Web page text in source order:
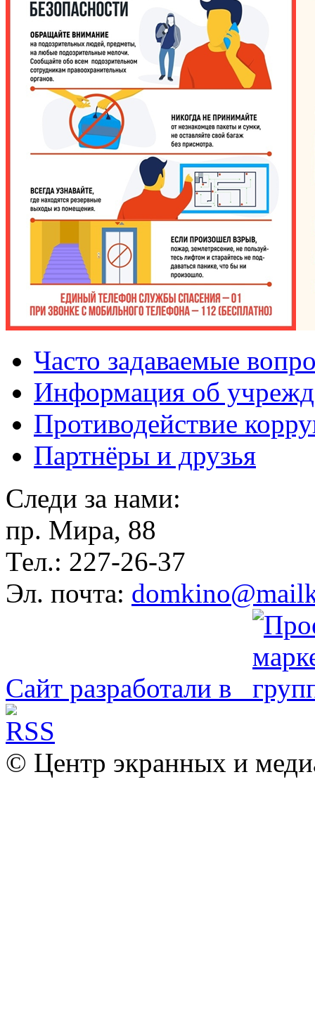
Часто задаваемые
Информация об
Противодействие
Партнёры и друзья
Следи за нами:
пр. Мира, 88
Тел.: 227-26-37
Эл. почта:
Сайт разработали в
© Центр экранных и